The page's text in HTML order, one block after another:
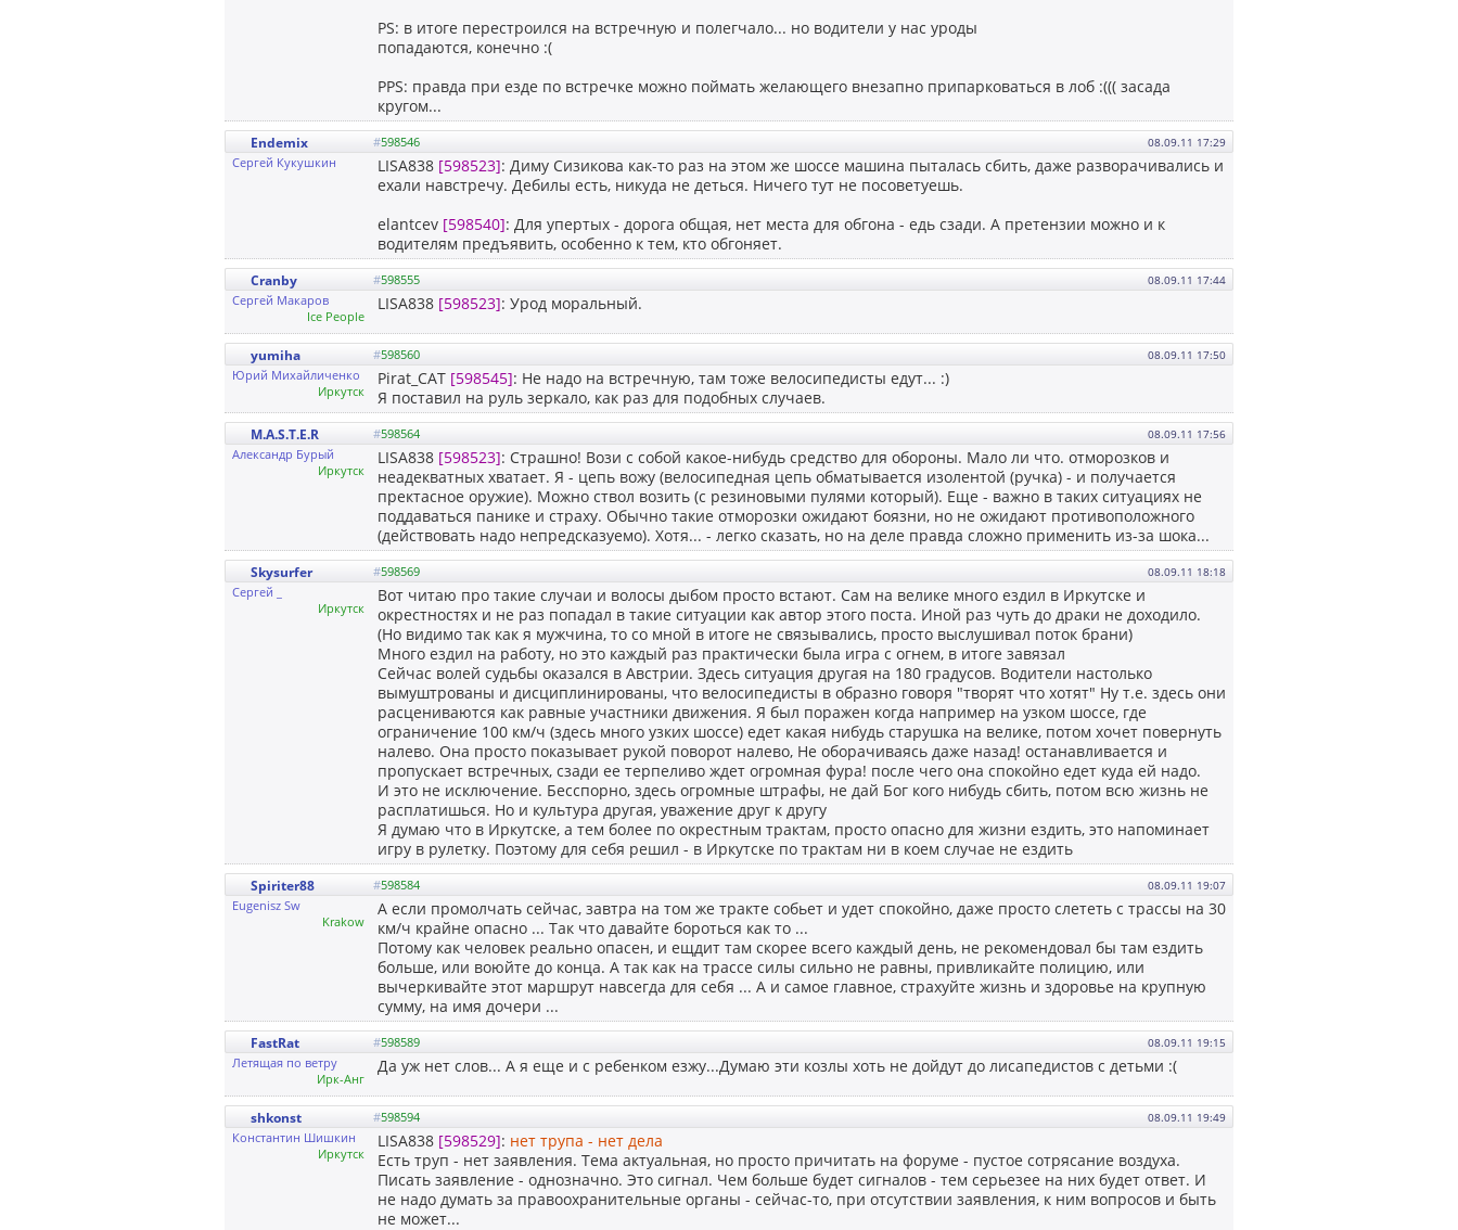
PS: в итоге перестроился на встречную и полегчало... но водители у нас уроды
попадаются, конечно :(
PPS: правда при езде по встречке можно поймать желающего внезапно припарковаться в лоб :((( засада
кругом...
08.09.11 17:29
Endemix #598546
Сергей Кукушкин
LISA838 [598523]: Диму Сизикова как-то раз на этом же шоссе машина пыталась сбить, даже разворачивались и
ехали навстречу. Дебилы есть, никуда не деться. Ничего тут не посоветуешь.
elantcev [598540]: Для упертых - дорога общая, нет места для обгона - едь сзади. А претензии можно и к
водителям предъявить, особенно к тем, кто обгоняет.
08.09.11 17:44
Cranby #598555
Сергей Макаров
Ice People
LISA838 [598523]: Урод моральный.
08.09.11 17:50
yumiha #598560
Юрий Михайличенко
Иркутск
Pirat_CAT [598545]: Не надо на встречную, там тоже велосипедисты едут... :)
Я поставил на руль зеркало, как раз для подобных случаев.
08.09.11 17:56
M.A.S.T.E.R #598564
Александр Бурый
Иркутск
LISA838 [598523]: Страшно! Вози с собой какое-нибудь средство для обороны. Мало ли что. отморозков и
неадекватных хватает. Я - цепь вожу (велосипедная цепь обматывается изолентой (ручка) - и получается
пректасное оружие). Можно ствол возить (с резиновыми пулями который). Еще - важно в таких ситуациях не
поддаваться панике и страху. Обычно такие отморозки ожидают боязни, но не ожидают противоположного
(действовать надо непредсказуемо). Хотя... - легко сказать, но на деле правда сложно применить из-за шока...
08.09.11 18:18
Skysurfer #598569
Сергей _
Иркутск
Вот читаю про такие случаи и волосы дыбом просто встают. Сам на велике много ездил в Иркутске и
окрестностях и не раз попадал в такие ситуации как автор этого поста. Иной раз чуть до драки не доходило.
(Но видимо так как я мужчина, то со мной в итоге не связывались, просто выслушивал поток брани)
Много ездил на работу, но это каждый раз практически была игра с огнем, в итоге завязал
Сейчас волей судьбы оказался в Австрии. Здесь ситуация другая на 180 градусов. Водители настолько
вымуштрованы и дисциплинированы, что велосипедисты в образно говоря "творят что хотят" Ну т.е. здесь они
расцениваются как равные участники движения. Я был поражен когда например на узком шоссе, где
ограничение 100 км/ч (здесь много узких шоссе) едет какая нибудь старушка на велике, потом хочет повернуть
налево. Она просто показывает рукой поворот налево, Не оборачиваясь даже назад! останавливается и
пропускает встречных, сзади ее терпеливо ждет огромная фура! после чего она спокойно едет куда ей надо.
И это не исключение. Бесспорно, здесь огромные штрафы, не дай Бог кого нибудь сбить, потом всю жизнь не
расплатишься. Но и культура другая, уважение друг к другу
Я думаю что в Иркутске, а тем более по окрестным трактам, просто опасно для жизни ездить, это напоминает
игру в рулетку. Поэтому для себя решил - в Иркутске по трактам ни в коем случае не ездить
08.09.11 19:07
Spiriter88 #598584
Eugenisz Sw
Krakow
А если промолчать сейчас, завтра на том же тракте собьет и удет спокойно, даже просто слететь с трассы на 30
км/ч крайне опасно ... Так что давайте бороться как то ...
Потому как человек реально опасен, и ещдит там скорее всего каждый день, не рекомендовал бы там ездить
больше, или воюйте до конца. А так как на трассе силы сильно не равны, привликайте полицию, или
вычеркивайте этот маршрут навсегда для себя ... А и самое главное, страхуйте жизнь и здоровье на крупную
сумму, на имя дочери ...
08.09.11 19:15
FastRat #598589
Летящая по ветру
Ирк-Анг
Да уж нет слов... А я еще и с ребенком езжу...Думаю эти козлы хоть не дойдут до лисапедистов с детьми :(
08.09.11 19:49
shkonst #598594
Константин Шишкин
Иркутск
LISA838 [598529]: нет трупа - нет дела
Есть труп - нет заявления. Тема актуальная, но просто причитать на форуме - пустое сотрясание воздуха.
Писать заявление - однозначно. Это сигнал. Чем больше будет сигналов - тем серьезее на них будет ответ. И
не надо думать за правоохранительные органы - сейчас-то, при отсутствии заявления, к ним вопросов и быть
не может...